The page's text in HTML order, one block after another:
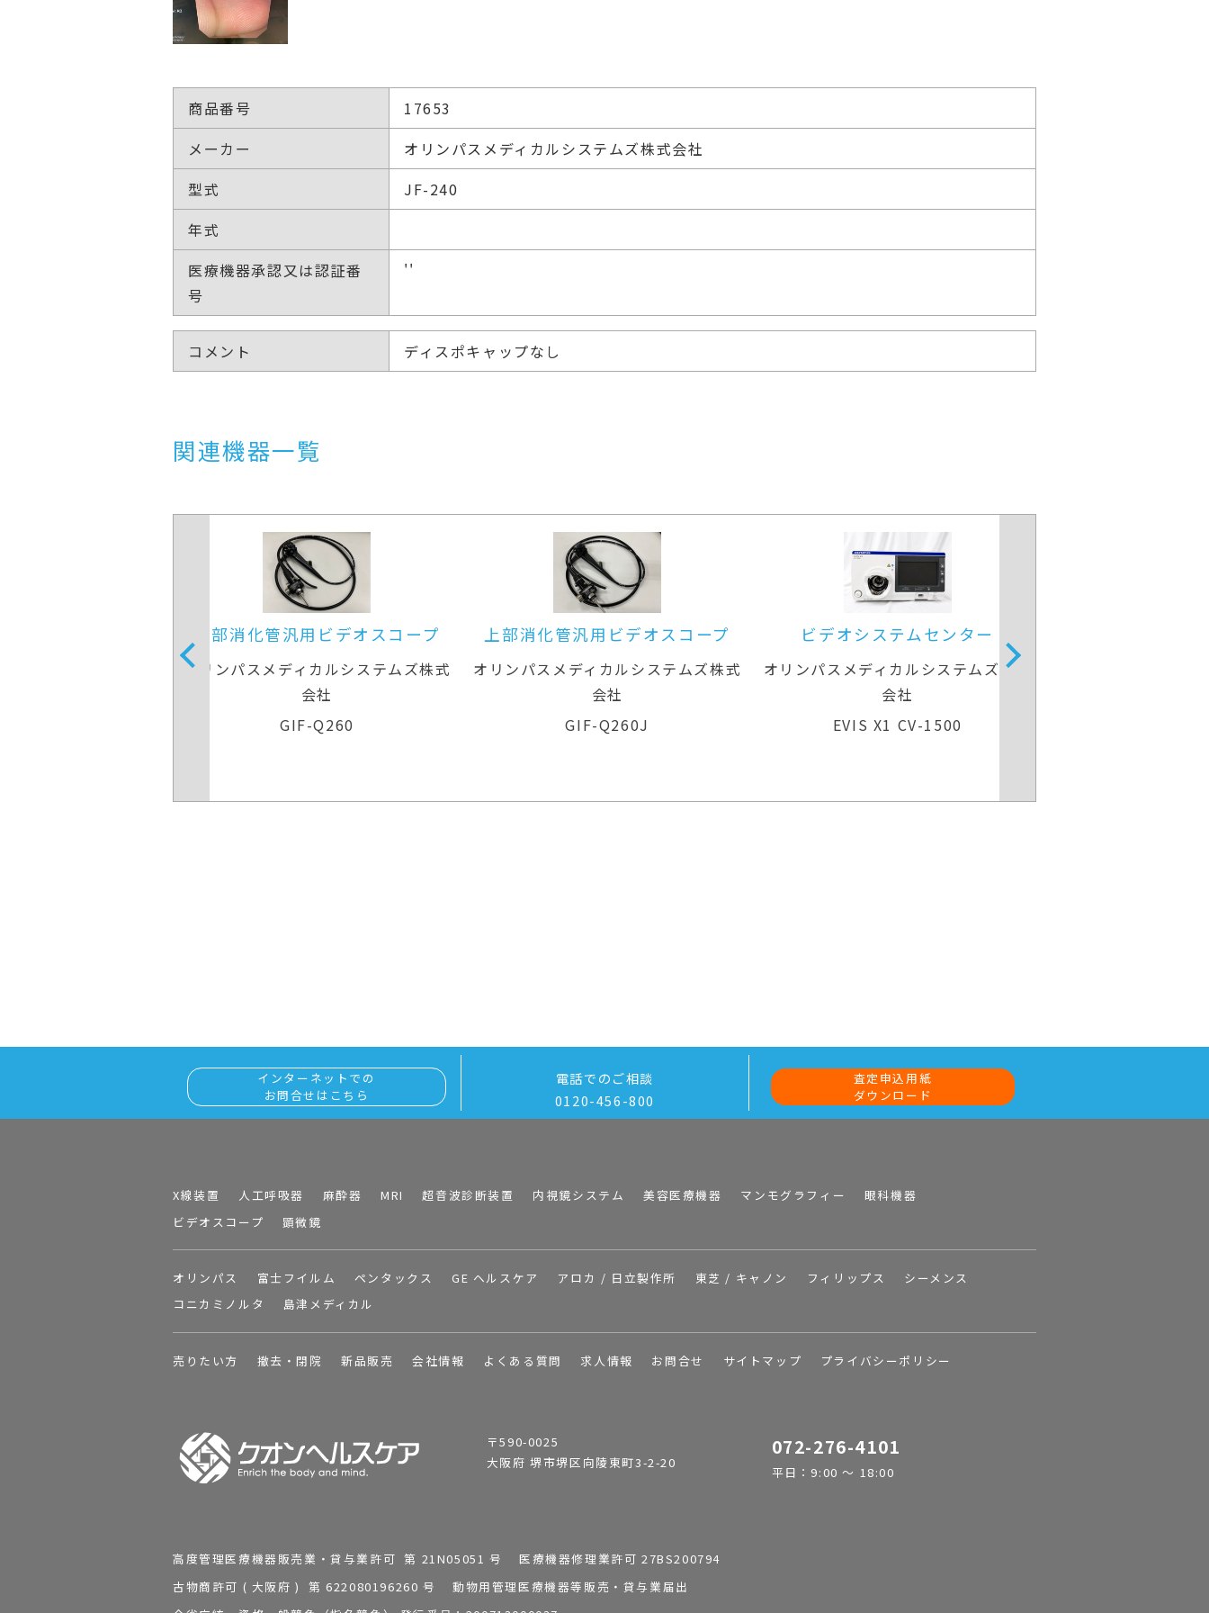
商品番号
17653
メーカー
オリンパスメディカルシステムズ株式会社
型式
JF-240
年式
医療機器承認又は認証番
号
''
コメント ディスポキャップなし
関連機器一覧
上部消化管汎用ビデオスコープ
オリンパスメディカルシステムズ株式
会社
GIF-Q260J
ビデオシステムセンター
オリンパスメディカルシステムズ株式
会社
EVIS X1 CV-1500
手術用顕微鏡
カールツァイスメディテック
インターネットでの
お問合せはこちら
電話でのご相談
0120-456-800
査定申込用紙
ダウンロード
X線装置 人工呼吸器 麻酔器 MRI 超音波診断装置 内視鏡システム 美容医療機器 マンモグラフィー
眼科機器
ビデオスコープ
顕微鏡
オリンパス 富士フイルム ペンタックス GE ヘルスケア アロカ / 日立製作所 東芝 / キャノン フィリップス
シーメンス
コニカミノルタ
島津メディカル
売りたい方 撤去・閉院 新品販売 会社情報 よくある質問 求人情報 お問合せ サイトマップ プライバシーポリシー
〒590-0025
大阪府 堺市堺区向陵東町3-2-20
072-276-4101
平日：9:00 ～ 18:00
高度管理医療機器販売業・貸与業許可 第 21N05051 号 医療機器修理業許可 27BS200794
古物商許可 ( 大阪府 ) 第 622080196260 号 動物用管理医療機器等販売・貸与業届出